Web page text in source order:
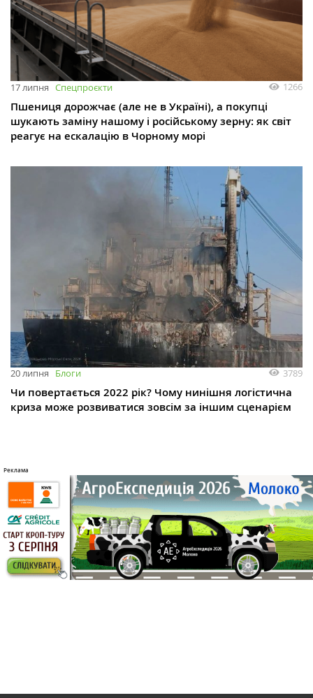
17 липня Спецпроєкти 1266
Пшениця дорожчає (але не в Україні), а покупці
шукають заміну нашому і російському зерну: як світ
реагує на ескалацію в Чорному морі
20 липня Блоги 3789
Чи повертається 2022 рік? Чому нинішня логістична
криза може розвиватися зовсім за іншим сценарієм